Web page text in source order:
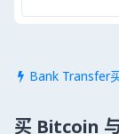
 Bank Transfer
买 Bitcoin